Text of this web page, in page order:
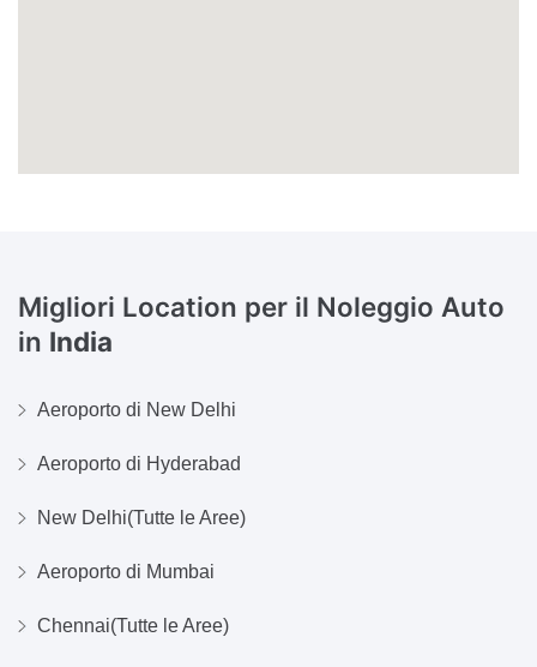
Migliori Location per il Noleggio Auto
in India
Aeroporto di New Delhi
Aeroporto di Hyderabad
New Delhi(Tutte le Aree)
Aeroporto di Mumbai
Chennai(Tutte le Aree)